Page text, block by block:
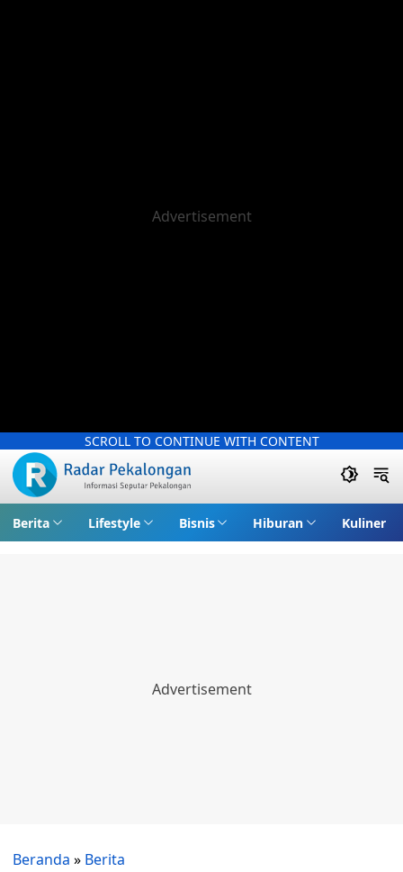
SCROLL TO CONTINUE WITH CONTENT
Berita Lifestyle Bisnis Hiburan Kuliner
Beranda » Berita